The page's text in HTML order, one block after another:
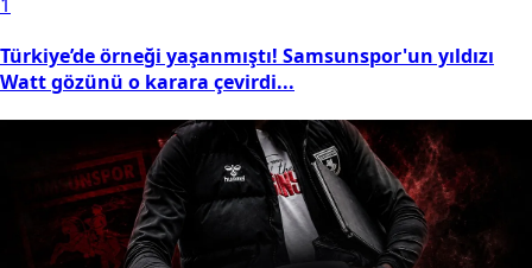
Türkiye’de örneği yaşanmıştı! Samsunspor'un yıldızı
Watt gözünü o karara çevirdi...